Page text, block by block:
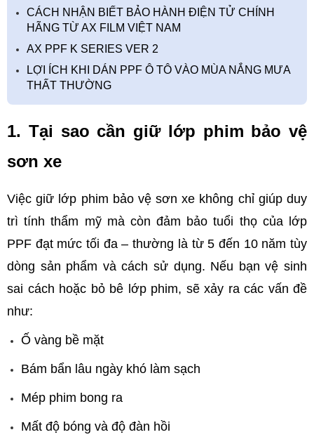
CÁCH NHẬN BIẾT BẢO HÀNH ĐIỆN TỬ CHÍNH
HÃNG TỪ AX FILM VIỆT NAM
AX PPF K SERIES VER 2
LỢI ÍCH KHI DÁN PPF Ô TÔ VÀO MÙA NẮNG MƯA
THẤT THƯỜNG
1. Tại sao cần giữ lớp phim bảo vệ
sơn xe
Việc giữ lớp phim bảo vệ sơn xe không chỉ giúp duy
trì tính thẩm mỹ mà còn đảm bảo tuổi thọ của lớp
PPF đạt mức tối đa – thường là từ 5 đến 10 năm tùy
dòng sản phẩm và cách sử dụng. Nếu bạn vệ sinh
sai cách hoặc bỏ bê lớp phim, sẽ xảy ra các vấn đề
như:
Ố vàng bề mặt
Bám bẩn lâu ngày khó làm sạch
Mép phim bong ra
Mất độ bóng và độ đàn hồi